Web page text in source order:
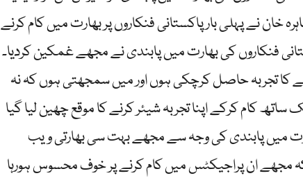
خان نے پہلی بار پاکستانی فنکاروں پر بھارت میں کام کرنے
فنکاروں کی بھارت میں پابندی نے مجھے غمکین کردیا۔
کا تجربہ حاصل کرچکی ہوں اور میں سمجھتی ہوں کہ نہ
کام کرکے اپنا تجربہ شیئر کرنے کا موقع چھین لیا گیا
میں پابندی کی وجہ سے مجھے بہت سی بھارتی ویب
مجھے ان پراجیکٹس میں کام کرنے پر خوف محسوس ہورہا